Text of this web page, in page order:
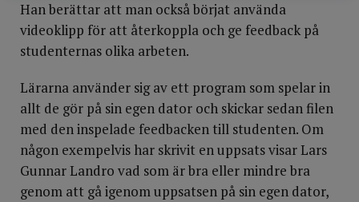
Han berättar att man också börjat använda
videoklipp för att återkoppla och ge feedback på
studenternas olika arbeten.
Lärarna använder sig av ett program som spelar in
allt de gör på sin egen dator och skickar sedan filen
med den inspelade feedbacken till studenten. Om
någon exempelvis har skrivit en uppsats visar Lars
Gunnar Landro vad som är bra eller mindre bra
genom att gå igenom uppsatsen på sin egen dator,